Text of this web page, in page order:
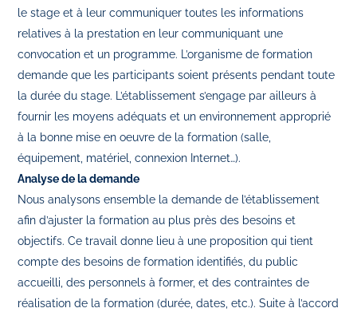
le stage et à leur communiquer toutes les informations
relatives à la prestation en leur communiquant une
convocation et un programme. L’organisme de formation
demande que les participants soient présents pendant toute
la durée du stage. L’établissement s’engage par ailleurs à
fournir les moyens adéquats et un environnement approprié
à la bonne mise en oeuvre de la formation (salle,
équipement, matériel, connexion Internet…).
Analyse de la demande
Nous analysons ensemble la demande de l’établissement
afin d’ajuster la formation au plus près des besoins et
objectifs. Ce travail donne lieu à une proposition qui tient
compte des besoins de formation identifiés, du public
accueilli, des personnels à former, et des contraintes de
réalisation de la formation (durée, dates, etc.). Suite à l’accord